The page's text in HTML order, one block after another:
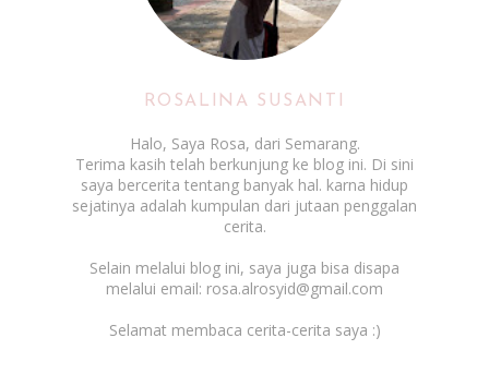
ROSALINA SUSANTI
Halo, Saya Rosa, dari Semarang.
Terima kasih telah berkunjung ke blog ini. Di sini
saya bercerita tentang banyak hal. karna hidup
sejatinya adalah kumpulan dari jutaan penggalan
cerita.
Selain melalui blog ini, saya juga bisa disapa
melalui email: rosa.alrosyid@gmail.com
Selamat membaca cerita-cerita saya :)